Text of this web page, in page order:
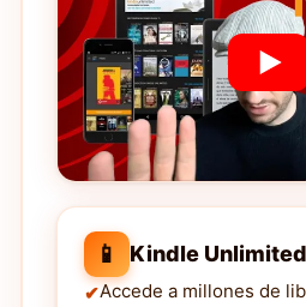
📱 Kindle Unlimited
Accede a millones de